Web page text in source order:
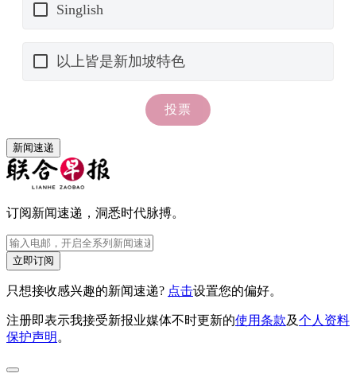
新闻速递
订阅新闻速递，洞悉时代脉搏。
立即订阅
只想接收感兴趣的新闻速递? 点击设置您的偏好。
注册即表示我接受新报业媒体不时更新的使用条款及个人资料
保护声明 。